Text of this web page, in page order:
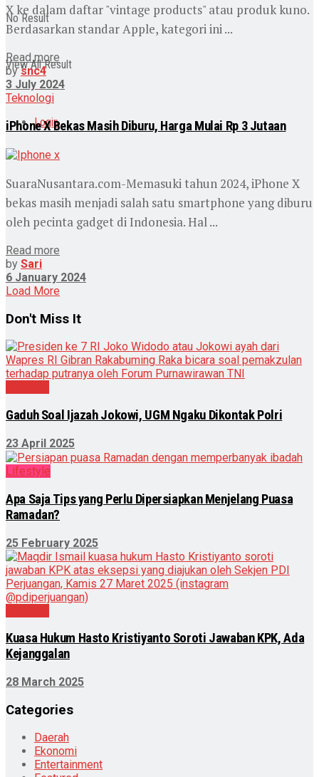
No Result
View All Result
Login
X ke dalam daftar "vintage products" atau produk kuno.
Berdasarkan standar Apple, kategori ini ...
Read more
by snc4
3 July 2024
Teknologi
iPhone X Bekas Masih Diburu, Harga Mulai Rp 3 Jutaan
SuaraNusantara.com-Memasuki tahun 2024, iPhone X
bekas masih menjadi salah satu smartphone yang diburu
oleh pecinta gadget di Indonesia. Hal ...
Read more
by Sari
6 January 2024
Load More
Don't Miss It
Gaduh Soal Ijazah Jokowi, UGM Ngaku Dikontak Polri
23 April 2025
Lifestyle
Apa Saja Tips yang Perlu Dipersiapkan Menjelang Puasa
Ramadan?
25 February 2025
Kuasa Hukum Hasto Kristiyanto Soroti Jawaban KPK, Ada
Kejanggalan
28 March 2025
Categories
Daerah
Ekonomi
Entertainment